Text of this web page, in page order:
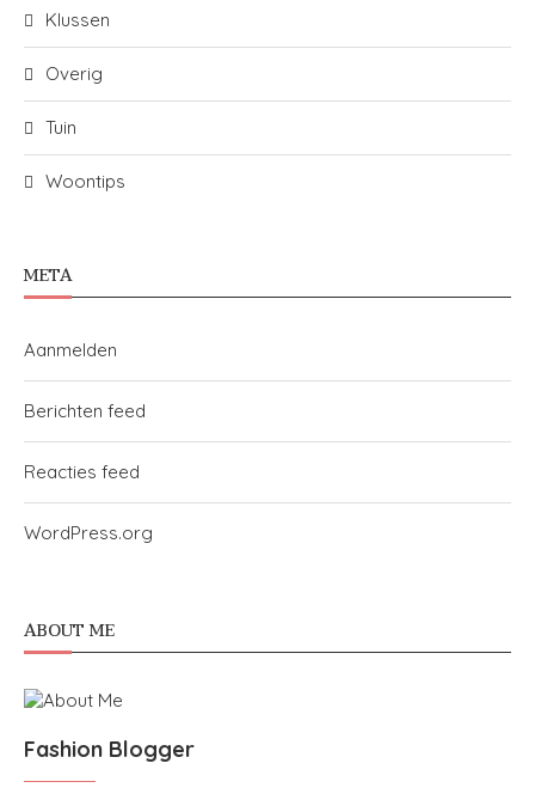
Klussen
Overig
Tuin
Woontips
META
Aanmelden
Berichten feed
Reacties feed
WordPress.org
ABOUT ME
Fashion Blogger